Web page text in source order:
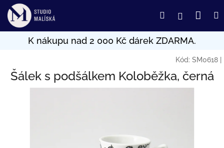
Přejít
obsah
HledatPřihlášení
Kód: SM0618
Šálek s podšálkem Koloběžka, černá